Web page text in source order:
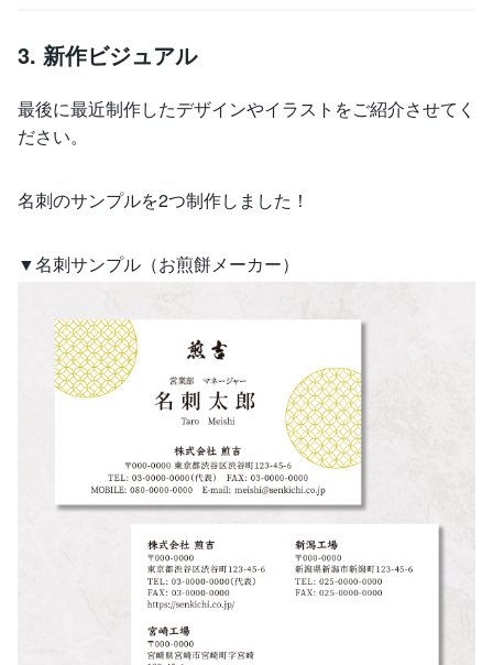
3. 新作ビジュアル
最後に最近制作したデザインやイラストをご紹介させてく
ださい。
名刺のサンプルを2つ制作しました！
▼名刺サンプル（お煎餅メーカー）